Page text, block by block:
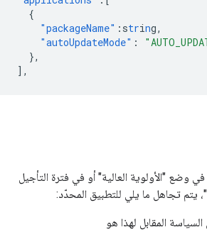
{
"packageName" : string,
"autoUpdateMode" :
},
],
وضع "الأولوية العالية" أو في فترة التأجيل
يتم تجاهل ما يلي للتطبيق المحدّد:
المقابل لهذا هو